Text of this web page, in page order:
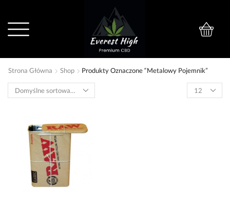
Strona Główna Shop Produkty Oznaczone “metalowy Pojemnik”